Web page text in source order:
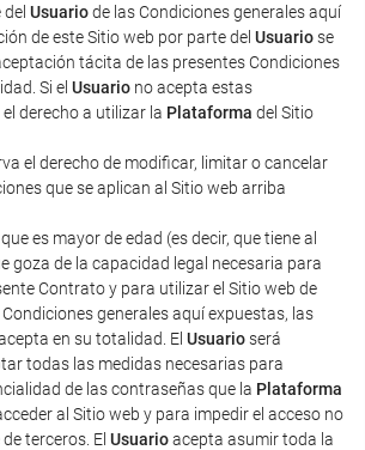
Usuariode las Condiciones generales aquí
de este Sitio web por parte del Usuariose
tácita de las presentes Condiciones
Si el Usuario no acepta estas
derecho a utilizar la Plataforma del Sitio
el derecho de modificar, limitar o cancelar
que se aplican al Sitio web arriba
es mayor de edad (es decir, que tiene al
goza de la capacidad legal necesaria para
Contrato y para utilizar el Sitio web de
generales aquí expuestas, las
en su totalidad. El Usuarioserá
todas las medidas necesarias para
de las contraseñas que la Plataforma
al Sitio web y para impedir el acceso no
terceros. El Usuarioacepta asumir toda la